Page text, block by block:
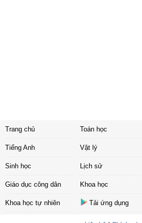
Trang chủ Toán học
Tiếng Anh Vật lý
Sinh học Lịch sử
Giáo dục công dân Khoa học
Khoa học tự nhiên Tải ứng dụng